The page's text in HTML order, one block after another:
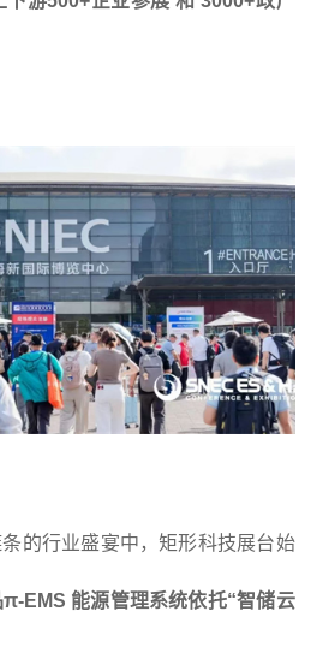
的行业盛宴中，矩形科技展台始
π-EMS 能源管理系统依托“智储云